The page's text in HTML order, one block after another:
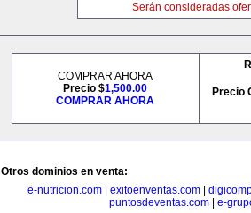
Serán consideradas
COMPRAR AHORA
Precio $1,500.00
COMPRAR AHORA
Precio
Otros dominios en venta:
e-nutricion.com
exitoenventas.com
puntosdeventas.com| e-